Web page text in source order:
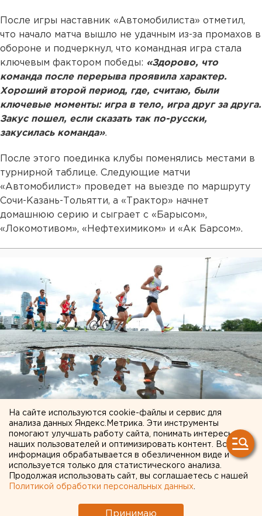
После игры наставник «Автомобилиста» отметил,
что начало матча вышло не удачным из-за промахов в
обороне и подчеркнул, что командная игра стала
ключевым фактором победы: «Здорово, что
команда после перерыва проявила характер.
Хороший второй период, где, считаю, были
ключевые моменты: игра в тело, игра друг за друга.
Закус пошел, если сказать так по-русски,
закусилась команда».
После этого поединка клубы поменялись местами в
турнирной таблице. Следующие матчи
«Автомобилист» проведет на выезде по маршруту
Сочи-Казань-Тольятти, а «Трактор» начнет
домашнюю серию и сыграет с «Барысом»,
«Локомотивом», «Нефтехимиком» и «Ак Барсом».
«Помогли сила воли и характер»:
нападающие «Автомобилиста» Каштанов
и Макеев рассказали о победе в уральском
дерби
На сайте используются cookie-файлы и сервис для
анализа данных Яндекс.Метрика. Эти инструменты
помогают улучшать работу сайта, понимать интересы
наших пользователей и оптимизировать контент. Вся
информация обрабатывается в обезличенном виде и
используется только для статистического анализа.
Продолжая использовать сайт, вы соглашаетесь с нашей
Политикой обработки персональных данных
Принимаю